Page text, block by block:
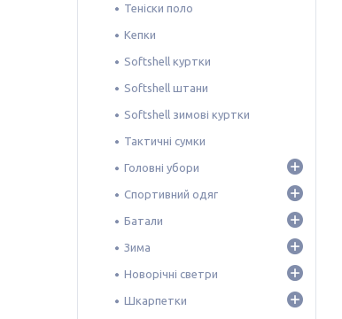
Теніски поло
Кепки
Softshell куртки
Softshell штани
Softshell зимові куртки
Тактичні сумки
Головні убори
Спортивний одяг
Батали
Зима
Новорічні светри
Шкарпетки